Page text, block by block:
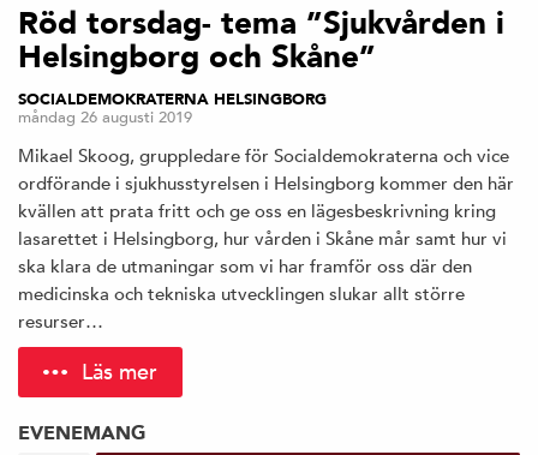
Röd torsdag- tema ”Sjukvården i
Helsingborg och Skåne”
SOCIALDEMOKRATERNA HELSINGBORG
måndag 26 augusti 2019
Mikael Skoog, gruppledare för Socialdemokraterna och vice
ordförande i sjukhusstyrelsen i Helsingborg kommer den här
kvällen att prata fritt och ge oss en lägesbeskrivning kring
lasarettet i Helsingborg, hur vården i Skåne mår samt hur vi
ska klara de utmaningar som vi har framför oss där den
medicinska och tekniska utvecklingen slukar allt större
resurser…
Läs mer
EVENEMANG